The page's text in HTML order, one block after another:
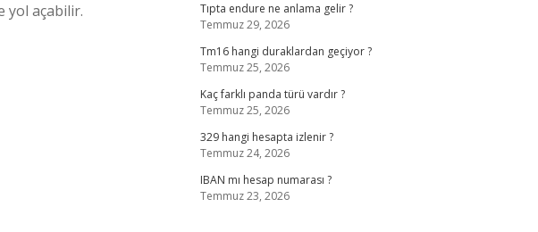
yol açabilir.
Tıpta endure ne anlama gelir ?
Temmuz 29, 2026
Tm16 hangi duraklardan geçiyor ?
Temmuz 25, 2026
Kaç farklı panda türü vardır ?
Temmuz 25, 2026
329 hangi hesapta izlenir ?
Temmuz 24, 2026
IBAN mı hesap numarası ?
Temmuz 23, 2026